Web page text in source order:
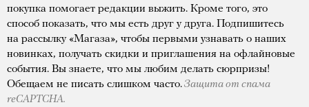
покупка помогает редакции выжить. Кроме того, это
способ показать, что мы есть друг у друга. Подпишитесь
на рассылку «Магаза», чтобы первыми узнавать о наших
новинках, получать скидки и приглашения на офлайновые
события. Вы знаете, что мы любим делать сюрпризы!
Обещаем не писать слишком часто.Защита от спама
reCAPTCHA.